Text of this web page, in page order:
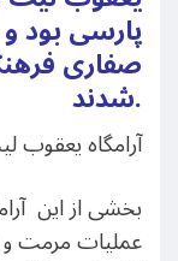
پارسی بود
صفاری
شدند.
آرامگاه
عملیات مرمت